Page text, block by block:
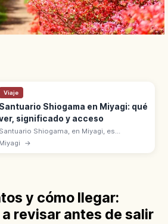
Viaje
Santuario Shiogama en Miyagi: qué
significado y acceso
Santuario Shiogama, en Miyagi, es
Ichinomiya de la antigua provincia de Mutsu.
Se alza en el monte Ichimori, a 30 min en JR
Miyagi →
y cómo llegar:
revisar antes de salir